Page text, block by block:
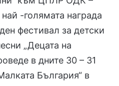
-голямата награда
фестивал за детски
„Децата на
в дните 30 – 31
България“ в